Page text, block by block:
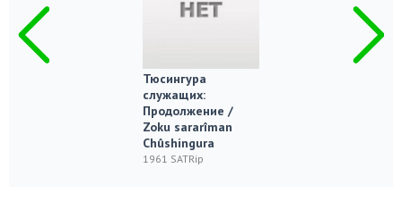
Тюсингура
служащих:
Продолжение /
Zoku sararîman
Chûshingura
1961 SATRip